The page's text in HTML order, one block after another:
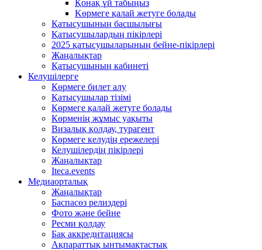
Қонақ үй табыңыз
Kөрмеге қалай жетуге болады
Қатысушының басшылығы
Қатысушылардың пікірлері
2025 қатысушыларының бейне-пікірлері
Жаңалықтар
Қатысушының кабинеті
Келушілерге
Көрмеге билет алу
Қатысушылар тізімі
Көрмеге қалай жетуге болады
Көрменің жұмыс уақыты
Визалық қолдау, турагент
Көрмеге келудің ережелері
Келушілердің пікірлері
Жаңалықтар
Iteca.events
Медиаорталық
Жаңалықтар
Баспасөз релиздері
Фото және бейне
Ресми қолдау
Бақ аккредитациясы
Ақпараттық ынтымақтастық